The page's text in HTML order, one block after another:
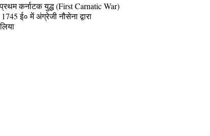
कर्नाटक युद्ध (First Carnatic War)
ई० में अंग्रेजी नौसेना द्वारा